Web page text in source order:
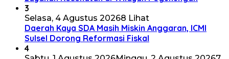
3
Selasa, 4 Agustus 20268 Lihat
Daerah Kaya SDA Masih Miskin Anggaran, ICMI
Sulsel Dorong Reformasi Fiskal
4